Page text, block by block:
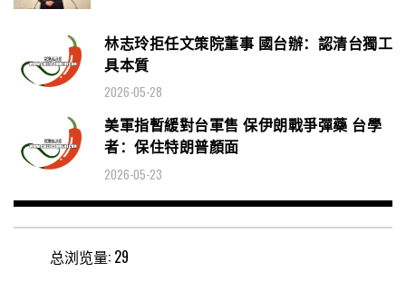
林志玲拒任文策院董事 國台辦：認清台獨工
具本質
2026-05-28
美軍指暫緩對台軍售 保伊朗戰爭彈藥 台學
者：保住特朗普顏面
2026-05-23
总浏览量: 29